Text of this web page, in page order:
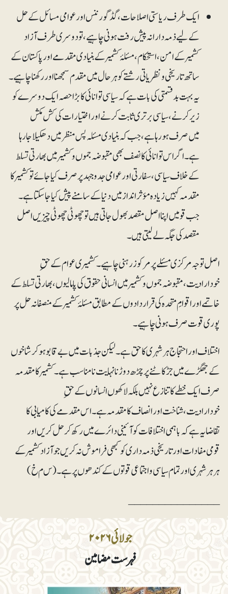
جولائی ۲۰۲۶
فہرست مضامین
ایک طرف ریاستی اصلاحات، گڈ گورننس اور عوامی مسائل کے حل
کے لیے ذمہ دارانہ پیش رفت ہونی چاہیے، تو دوسری طرف آزاد
کشمیر کے امن، استحکام، مسئلۂ کشمیر کے بنیادی مقدمے اور پاکستان کے
ساتھ تاریخی و نظریاتی رشتے کو ہر حال میں مقدم سمجھنا اور رکھنا چاہیے۔
یہ بہت بدقسمتی کی بات ہے کہ سیاسی توانائی کا بڑا حصہ ایک دوسرے کو
زیر کرنے، سیاسی برتری ثابت کرنے اور اختیارات کی کش مکش
میں صرف ہو رہا ہے، جب کہ بنیادی مسئلہ پس منظر میں دھکیلا جا رہا
ہے۔ اگر اس توانائی کا نصف بھی مقبوضہ جموں و کشمیر میں بھارتی تسلط
کے خلاف سیاسی، سفارتی اور عوامی جدوجہد پر صرف کیا جائے تو کشمیر کا
مقدمہ کہیں زیادہ مؤثر انداز میں دنیا کے سامنے پیش کیا جا سکتا ہے۔
جب قومیں اپنا اصل مقصد بھول جاتی ہیں تو چھوٹی چھوٹی چیزیں اصل
مقصد کی جگہ لے لیتی ہیں۔
اصل توجہ مرکزی مسئلے پر مرکوز رہنی چاہیے۔کشمیری عوام کے حقِ
خودارادیت، مقبوضہ جموں و کشمیر میں انسانی حقوق کی پامالیوں، بھارتی تسلط کے
خاتمے اور اقوامِ متحدہ کی قراردادوں کے مطابق مسئلۂ کشمیر کے منصفانہ حل پر
پوری قوت صرف ہونی چاہیے۔
اختلاف اور احتجاج ہر شہری کا حق ہے۔ لیکن جذبات میں بے قابو ہو کر شاخوں
کے جھگڑے میں جڑ کاٹنے پر چڑھ دوڑنا نہایت نامناسب ہے۔ کشمیر کا مقدمہ
صرف ایک خطے کا تنازع نہیں بلکہ لاکھوں انسانوں کے حقِ
خودارادیت، شناخت اور انصاف کا مقدمہ ہے۔ اس مقدمے کی کامیابی کا
تقاضا یہ ہے کہ باہمی اختلافات کو آئینی دائرے میں رکھ کر حل کریں اور
قومی مفادات اور تاریخی ذمہ داری کو کبھی فراموش نہ کریں جو آزاد کشمیر کے
ہرہرشہری اور تمام سیاسی و اجتماعی قوتوں کے کندھوں پر ہے۔(س م خ)